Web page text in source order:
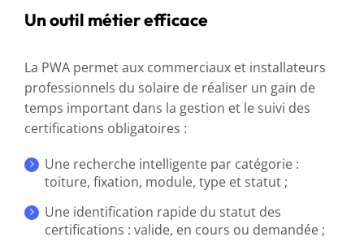
Un outil métier efficace
La PWA permet aux commerciaux et installateurs
professionnels du solaire de réaliser un gain de
temps important dans la gestion et le suivi des
certifications obligatoires :
Une recherche intelligente par catégorie :
toiture, fixation, module, type et statut ;
Une identification rapide du statut des
certifications : valide, en cours ou demandée ;